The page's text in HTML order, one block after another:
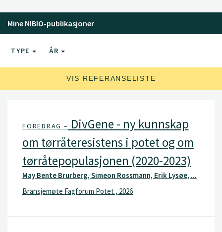
Mine NIBIO-publikasjoner
TYPE ÅR
VIS REFERANSELISTE
FOREDRAG – DivGene - ny kunnskap
om tørråteresistens i potet og om
tørråtepopulasjonen (2020-2023)
May Bente Brurberg, Simeon Rossmann, Erik Lysøe, ...
Bransjemøte Fagforum Potet , 2026